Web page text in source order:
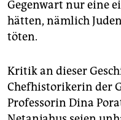
Gegenwart nur eine
hätten, nämlich
töten.
Kritik an dieser
Chefhistorikerin der
Professorin Dina